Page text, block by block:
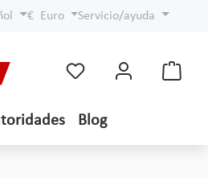
€ Euro Servicio/ayuda
Blog